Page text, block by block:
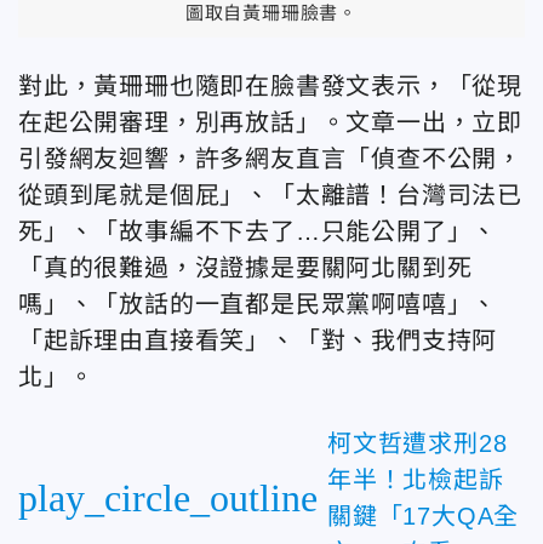
圖取自黃珊珊臉書。
對此，黃珊珊也隨即在臉書發文表示，「從現
在起公開審理，別再放話」。文章一出，立即
引發網友迴響，許多網友直言「偵查不公開，
從頭到尾就是個屁」、「太離譜！台灣司法已
死」、「故事編不下去了…只能公開了」、
「真的很難過，沒證據是要關阿北關到死
嗎」、「放話的一直都是民眾黨啊嘻嘻」、
「起訴理由直接看笑」、「對、我們支持阿
北」。
play_circle_outline
柯文哲遭求刑28
年半！北檢起訴
關鍵「17大QA全